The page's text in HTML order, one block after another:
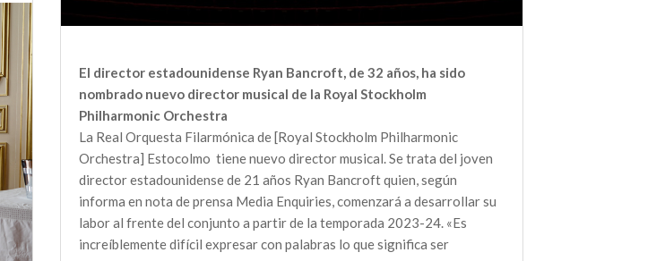
El director estadounidense Ryan Bancroft, de 32 años, ha sido
nombrado nuevo director musical de la Royal Stockholm
Philharmonic Orchestra
La Real Orquesta Filarmónica de [Royal Stockholm Philharmonic
Orchestra] Estocolmo tiene nuevo director musical. Se trata del joven
director estadounidense de 21 años Ryan Bancroft quien, según
informa en nota de prensa Media Enquiries, comenzará a desarrollar su
labor al frente del conjunto a partir de la temporada 2023-24. «Es
increíblemente difícil expresar con palabras lo que significa ser